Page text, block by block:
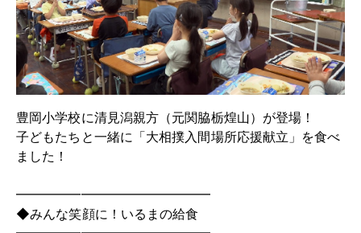
豊岡小学校に清見潟親方（元関脇栃煌山）が登場！
子どもたちと一緒に「大相撲入間場所応援献立」を食べ
ました！
━━━━━━━━━━━━━━━
◆みんな笑顔に！いるまの給食